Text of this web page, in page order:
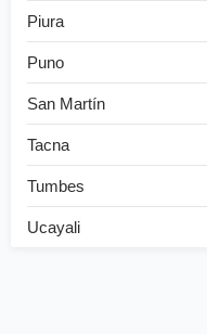
Piura
Puno
San Martín
Tacna
Tumbes
Ucayali